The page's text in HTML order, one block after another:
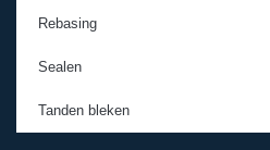
Rebasing
Sealen
Tanden bleken